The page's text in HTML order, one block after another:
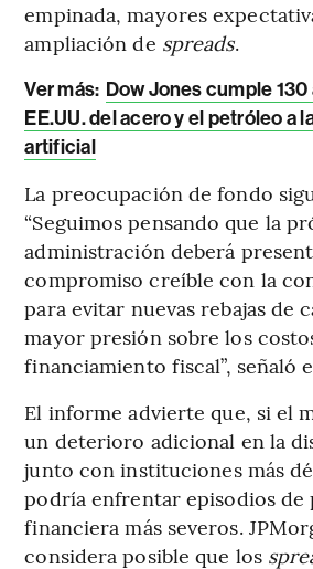
empinada, mayores
ampliación de spreads.
Ver más: Dow Jones cumple 130
EE.UU. del acero y el petróleo a
artificial
La preocupación de fondo
“Seguimos pensando que la
administración deberá
compromiso creíble con la
para evitar nuevas rebajas de
mayor presión sobre los
financiamiento fiscal”, señaló
El informe advierte que, si el
un deterioro adicional en la
junto con instituciones más
podría enfrentar episodios de
financiera más severos.
considera posible que los